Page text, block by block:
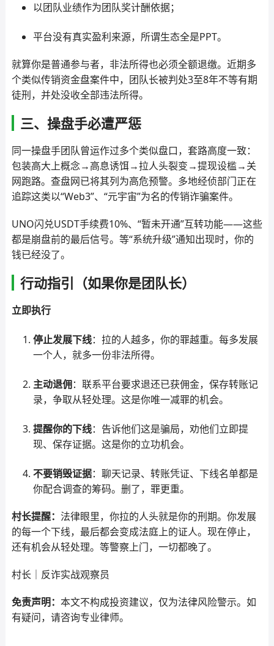
以团队业绩作为团队奖计酬依据；
平台没有真实盈利来源，所谓生态全是PPT。
就算你是普通参与者，非法所得也必须全额退缴。近期多
个类似传销资金盘案件中，团队长被判处3至8年不等有期
徒刑，并处没收全部违法所得。
三、操盘手必遭严惩
同一操盘手团队曾运作过多个类似盘口，套路高度一致：
包装高大上概念→高息诱饵→拉人头裂变→提现设槛→关
网跑路。查盘网已将其列为高危预警。多地经侦部门正在
追踪这类以“Web3”、“元宇宙”为名的传销诈骗案件。
UNO闪兑USDT手续费10%、“暂未开通”互转功能——这些
都是崩盘前的最后信号。等“系统升级”通知出现时，你的
钱已经没了。
行动指引（如果你是团队长）
立即执行
停止发展下线：拉的人越多，你的罪越重。每多发展
一个人，就多一份非法所得。
主动退佣：联系平台要求退还已获佣金，保存转账记
录，争取从轻处理。这是你唯一减罪的机会。
提醒你的下线：告诉他们这是骗局，劝他们立即提
现、保存证据。这是你的立功机会。
不要销毁证据：聊天记录、转账凭证、下线名单都是
你配合调查的筹码。删了，罪更重。
村长提醒： 法律眼里，你拉的人头就是你的刑期。你发展
的每一个下线，最后都会变成法庭上的证人。现在停止，
还有机会从轻处理。等警察上门，一切都晚了。
村长｜反诈实战观察员
免责声明： 本文不构成投资建议，仅为法律风险警示。如
有疑问，请咨询专业律师。